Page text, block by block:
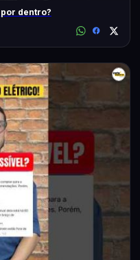
dentro?